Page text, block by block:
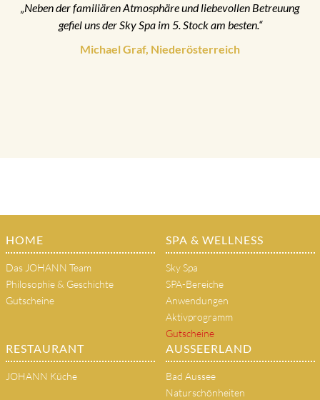
„Neben der familiären Atmosphäre und liebevollen Betreuung
gefiel uns der Sky Spa im 5. Stock am besten.“
Michael Graf, Niederösterreich
HOME
Das JOHANN Team
Philosophie & Geschichte
Gutscheine
SPA & WELLNESS
Sky Spa
SPA-Bereiche
Anwendungen
Aktivprogramm
Gutscheine
RESTAURANT
JOHANN Küche
AUSSEERLAND
Bad Aussee
Naturschönheiten